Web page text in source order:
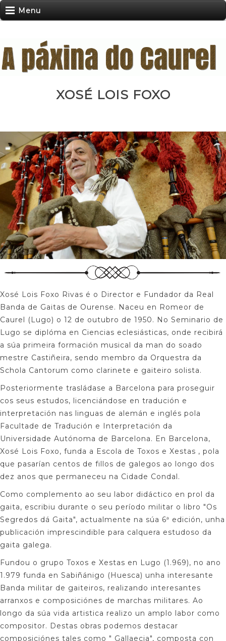
Menu
XOSÉ LOIS FOXO
Xosé Lois Foxo Rivas é o Director e Fundador da Real
Banda de Gaitas de Ourense. Naceu en Romeor de
Caurel (Lugo) o 12 de outubro de 1950. No Seminario de
Lugo se diplóma en Ciencias eclesiásticas, onde recibirá
a súa primeira formación musical da man do soado
mestre Castiñeira, sendo membro da Orquestra da
Schola Cantorum como clarinete e gaiteiro solista.
Posteriormente trasládase a Barcelona para proseguir
cos seus estudos, licenciándose en tradución e
interpretación nas linguas de alemán e inglés pola
Facultade de Tradución e Interpretación da
Universidade Autónoma de Barcelona. En Barcelona,
Xosé Lois Foxo, funda a Escola de Toxos e Xestas , pola
que pasarían centos de fillos de galegos ao longo dos
dez anos que permaneceu na Cidade Condal.
Como complemento ao seu labor didáctico en prol da
gaita, escribiu durante o seu período militar o libro "Os
Segredos dá Gaita", actualmente na súa 6ª edición, unha
publicación imprescindible para calquera estudoso da
gaita galega.
Fundou o grupo Toxos e Xestas en Lugo (1.969), no ano
1.979 funda en Sabiñánigo (Huesca) unha interesante
Banda militar de gaiteiros, realizando interesantes
arranxos e composiciónes de marchas militares. Ao
longo da súa vida artistica realizo un amplo labor como
compositor. Destas obras podemos destacar
composiciónes tales como " Gallaecia", composta con